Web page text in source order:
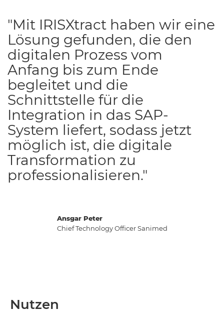
Ansgar Peter
Chief Technology Officer Sanimed
"Mit IRISXtract haben wir eine
Lösung gefunden, die den
digitalen Prozess vom
Anfang bis zum Ende
begleitet und die
Schnittstelle für die
Integration in das SAP-
System liefert, sodass jetzt
möglich ist, die digitale
Transformation zu
professionalisieren."
Nutzen